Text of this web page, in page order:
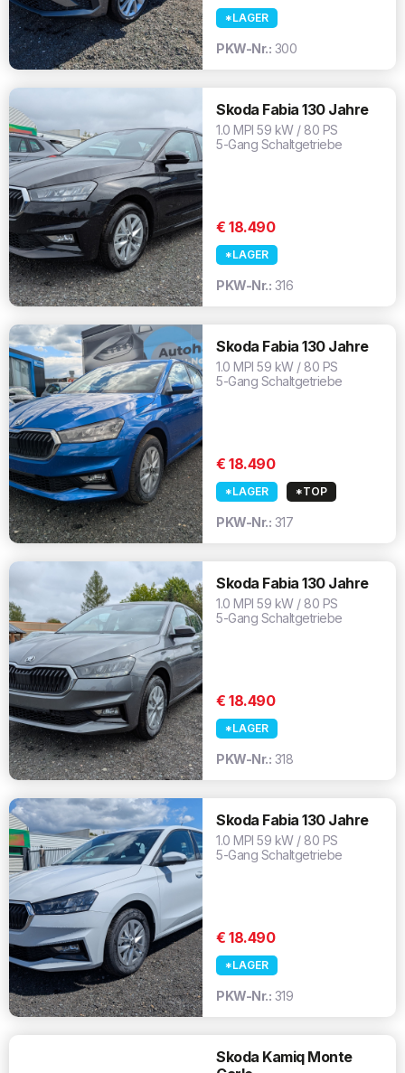
*LAGER
PKW-Nr.: 300
Skoda Fabia 130 Jahre
1.0 MPI 59 kW / 80 PS
5-Gang Schaltgetriebe
€ 18.490
*LAGER
PKW-Nr.: 316
Skoda Fabia 130 Jahre
1.0 MPI 59 kW / 80 PS
5-Gang Schaltgetriebe
€ 18.490
*LAGER *TOP
PKW-Nr.: 317
Skoda Fabia 130 Jahre
1.0 MPI 59 kW / 80 PS
5-Gang Schaltgetriebe
€ 18.490
*LAGER
PKW-Nr.: 318
Skoda Fabia 130 Jahre
1.0 MPI 59 kW / 80 PS
5-Gang Schaltgetriebe
€ 18.490
*LAGER
PKW-Nr.: 319
Skoda Kamiq Monte